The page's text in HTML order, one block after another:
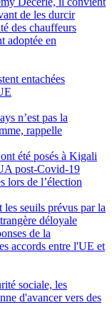
de les durcir
des chauffeurs
adoptée en
entachées
n’est pas la
rappelle
été posés à Kigali
post-Covid-19
lors de l’élection
les seuils prévus par la
déloyale
de la
accords entre l'UE et
sociale, les
d'avancer vers des